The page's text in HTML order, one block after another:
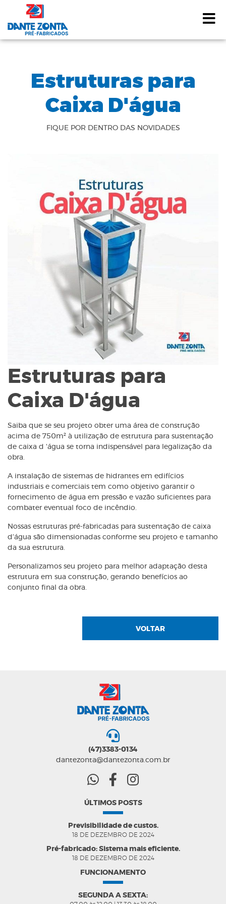
Estruturas para
Caixa D'água
FIQUE POR DENTRO DAS NOVIDADES
Estruturas para
Caixa D'água
Saiba que se seu projeto obter uma área de construção
acima de 750m² à utilização de estrutura para sustentação
de caixa d 'água se torna indispensável para legalização da
obra.
A instalação de sistemas de hidrantes em edifícios
industriais e comerciais tem como objetivo garantir o
fornecimento de água em pressão e vazão suficientes para
combater eventual foco de incêndio.
Nossas estruturas pré-fabricadas para sustentação de caixa
d’água são dimensionadas conforme seu projeto e tamanho
da sua estrutura.
Personalizamos seu projeto para melhor adaptação desta
estrutura em sua construção, gerando benefícios ao
conjunto final da obra.
VOLTAR
(47)3383-0134
dantezonta@dantezonta.com.br
ÚLTIMOS POSTS
Previsibilidade de custos.
18 DE DEZEMBRO DE 2024
Pré-fabricado: Sistema mais eficiente.
18 DE DEZEMBRO DE 2024
FUNCIONAMENTO
SEGUNDA A SEXTA: